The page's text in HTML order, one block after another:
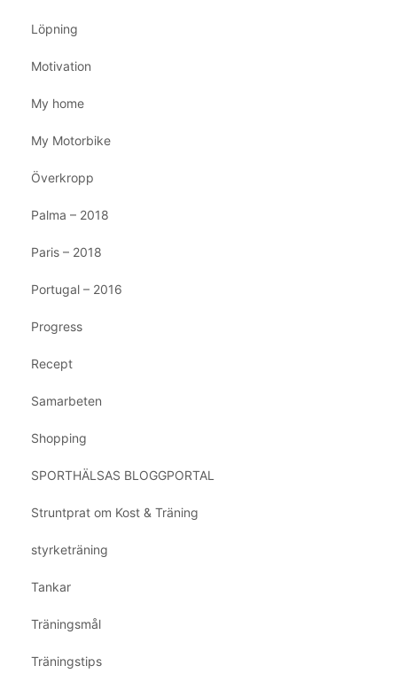
Löpning
Motivation
My home
My Motorbike
Överkropp
Palma – 2018
Paris – 2018
Portugal – 2016
Progress
Recept
Samarbeten
Shopping
SPORTHÄLSAS BLOGGPORTAL
Struntprat om Kost & Träning
styrketräning
Tankar
Träningsmål
Träningstips